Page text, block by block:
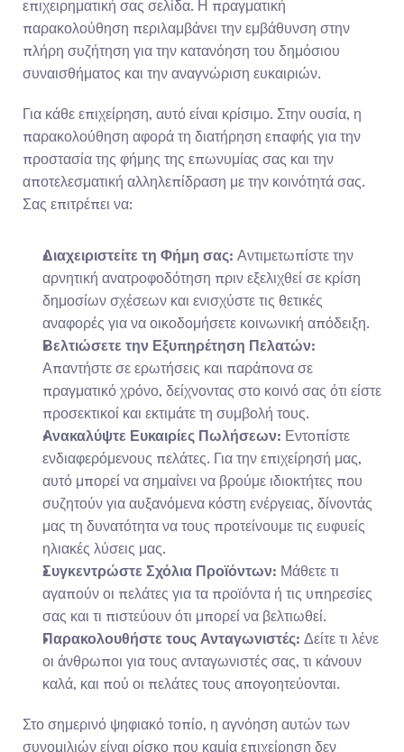
επιχειρηματική σας σελίδα. Η πραγματική
παρακολούθηση περιλαμβάνει την εμβάθυνση στην
πλήρη συζήτηση για την κατανόηση του δημόσιου
συναισθήματος και την αναγνώριση ευκαιριών.
Για κάθε επιχείρηση, αυτό είναι κρίσιμο. Στην ουσία, η
παρακολούθηση αφορά τη διατήρηση επαφής για την
προστασία της φήμης της επωνυμίας σας και την
αποτελεσματική αλληλεπίδραση με την κοινότητά σας.
Σας επιτρέπει να:
Διαχειριστείτε τη Φήμη σας: Αντιμετωπίστε την
αρνητική ανατροφοδότηση πριν εξελιχθεί σε κρίση
δημοσίων σχέσεων και ενισχύστε τις θετικές
αναφορές για να οικοδομήσετε κοινωνική απόδειξη.
Βελτιώσετε την Εξυπηρέτηση Πελατών:
Απαντήστε σε ερωτήσεις και παράπονα σε
πραγματικό χρόνο, δείχνοντας στο κοινό σας ότι είστε
προσεκτικοί και εκτιμάτε τη συμβολή τους.
Ανακαλύψτε Ευκαιρίες Πωλήσεων: Εντοπίστε
ενδιαφερόμενους πελάτες. Για την επιχείρησή μας,
αυτό μπορεί να σημαίνει να βρούμε ιδιοκτήτες που
συζητούν για αυξανόμενα κόστη ενέργειας, δίνοντάς
μας τη δυνατότητα να τους προτείνουμε τις ευφυείς
ηλιακές λύσεις μας.
Συγκεντρώστε Σχόλια Προϊόντων: Μάθετε τι
αγαπούν οι πελάτες για τα προϊόντα ή τις υπηρεσίες
σας και τι πιστεύουν ότι μπορεί να βελτιωθεί.
Παρακολουθήστε τους Ανταγωνιστές: Δείτε τι λένε
οι άνθρωποι για τους ανταγωνιστές σας, τι κάνουν
καλά, και πού οι πελάτες τους απογοητεύονται.
Στο σημερινό ψηφιακό τοπίο, η αγνόηση αυτών των
συνομιλιών είναι ρίσκο που καμία επιχείρηση δεν